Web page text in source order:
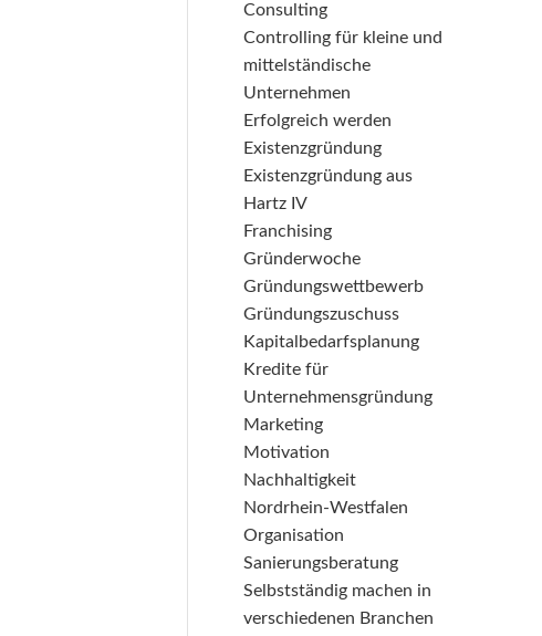
Consulting
Controlling für kleine und
mittelständische
Unternehmen
Erfolgreich werden
Existenzgründung
Existenzgründung aus
Hartz IV
Franchising
Gründerwoche
Gründungswettbewerb
Gründungszuschuss
Kapitalbedarfsplanung
Kredite für
Unternehmensgründung
Marketing
Motivation
Nachhaltigkeit
Nordrhein-Westfalen
Organisation
Sanierungsberatung
Selbstständig machen in
verschiedenen Branchen